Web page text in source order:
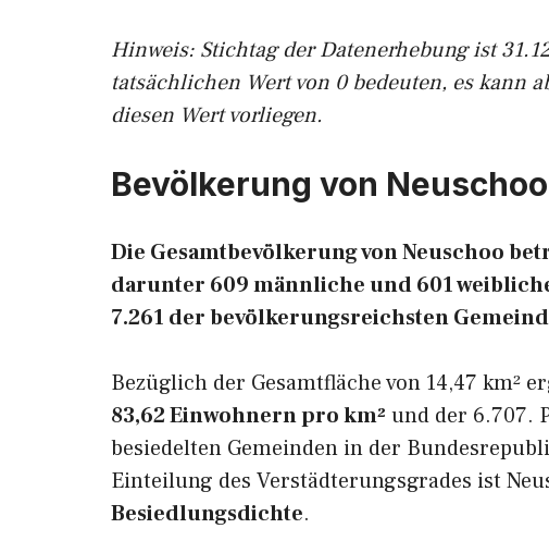
Hinweis: Stichtag der Datenerhebung ist
tatsächlichen Wert von 0 bedeuten, es kann
diesen Wert vorliegen.
Bevölkerung von Neuschoo
Die Gesamtbevölkerung von Neuschoo
darunter 609 männliche und 601
7.261 der bevölkerungsreichsten
Bezüglich der Gesamtfläche von 14,47 km²
83,62 Einwohnern pro km² und der 6.707.
besiedelten Gemeinden in der
Einteilung des Verstädterungsgrades ist
Besiedlungsdichte.